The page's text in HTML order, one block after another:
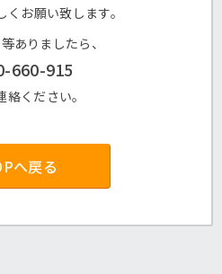
くお願い致します。
ありましたら、
660-915
絡ください。
へ戻る